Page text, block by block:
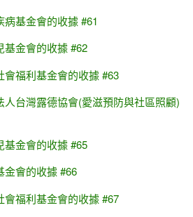
基金會的收據 #61
基金會的收據 #62
福利基金會的收據 #63
台灣露德協會(愛滋預防與社區照顧)
基金會的收據 #65
金會的收據 #66
福利基金會的收據 #67